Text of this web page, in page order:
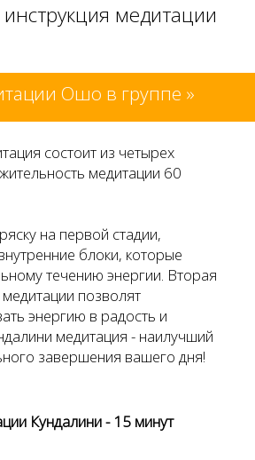
медитации
Ошо в группе »
состоит из четырех
медитации 60
на первой стадии,
блоки, которые
течению энергии. Вторая
медитации позволят
энергию в радость и
медитация - наилучший
завершения вашего дня!
Кундалини - 15 минут